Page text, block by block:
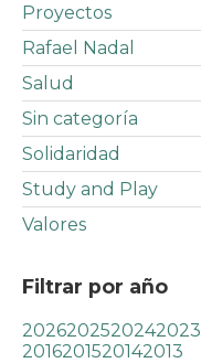
Proyectos
Rafael Nadal
Salud
Sin categoría
Solidaridad
Study and Play
Valores
Filtrar por año
2026202520242023
2016201520142013